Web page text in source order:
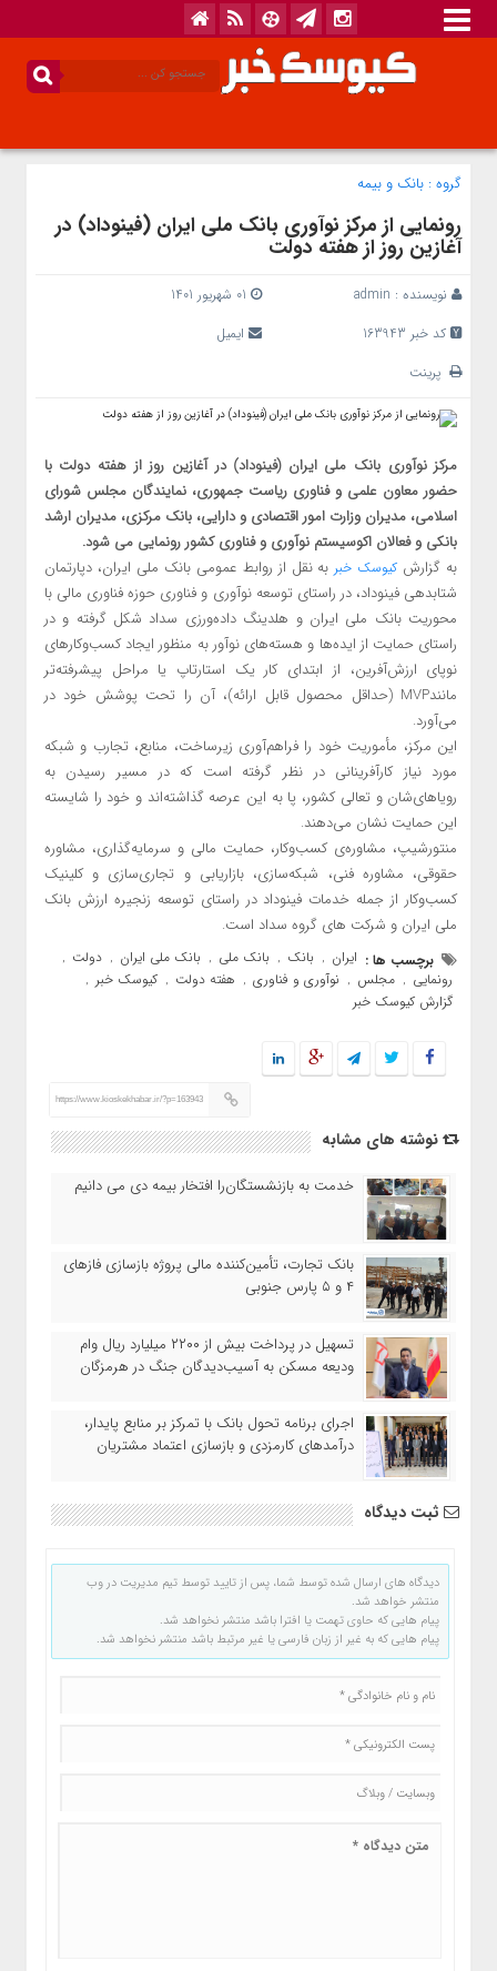
گروه : بانک‌ و بیمه
رونمایی از مرکز نوآوری بانک ملی ایران (فینوداد) در
آغازین روز از هفته دولت
نویسنده : admin
کد خبر 163943
ایمیل
پرینت
مرکز نوآوری بانک ملی ایران (فینوداد) در آغازین روز از هفته دولت با
حضور معاون علمی و فناوری ریاست جمهوری، نمایندگان مجلس شورای
اسلامی، مدیران وزارت امور اقتصادی و دارایی، بانک مرکزی، مدیران ارشد
بانکی و فعالان اکوسیستم نوآوری و فناوری کشور رونمایی می شود.
به گزارش کیوسک خبر به نقل از روابط عمومی بانک ملی ایران، دپارتمان
شتابدهی فینوداد، در راستای توسعه نوآوری و فناوری ‌حوزه فناوری ‌مالی با
محوریت بانک ‌ملی ‌ایران و هلدینگ داده‌ورزی ‌سداد شکل گرفته و در
راستای حمایت از ایده‌ها و هسته‌های نوآور به منظور ایجاد کسب‌وکارهای
نوپای ارزش‌آفرین، از ابتدای کار یک استارتاپ یا مراحل پیشرفته‌تر
مانندMVP (حداقل محصول قابل ارائه)، آن را تحت پوشش خود در
می‌آورد.
این مرکز، مأموریت خود را فراهم‌آوری زیرساخت، منابع، تجارب و شبکه
مورد نیاز کارآفرینانی در نظر گرفته است که در مسیر رسیدن به
رویاهای‌شان و تعالی کشور، پا به این عرصه گذاشته‌اند و خود را شایسته
این حمایت نشان می‌دهند.
منتورشیپ، مشاوره‌ی کسب‌وکار، حمایت مالی و سرمایه‌گذاری، مشاوره‌
حقوقی، مشاوره‌ فنی، شبکه‌سازی، بازاریابی و تجاری‌سازی و کلینیک
کسب‌وکار از جمله خدمات فینوداد در راستای توسعه زنجیره ارزش بانک
ملی ایران و شرکت های گروه سداد است.
برچسب ها : ایران , بانک , بانک ملی , بانک ملی ایران , دولت ,
رونمایی , مجلس , نوآوری و فناوری , هفته دولت , کیوسک خبر ,
گزارش کیوسک خبر
https://www.kioskekhabar.ir/?p=163943
نوشته های مشابه
خدمت به بازنشستگان‌را افتخار بیمه دی می دانیم
بانک تجارت، تأمین‌کننده مالی پروژه بازسازی فازهای
۴ و ۵ پارس جنوبی
تسهیل در پرداخت بیش از ۲۲۰۰ میلیارد ریال وام
ودیعه مسکن به آسیب‌دیدگان جنگ در هرمزگان
اجرای برنامه تحول بانک با تمرکز بر منابع پایدار،
درآمدهای کارمزدی و بازسازی اعتماد مشتریان
ثبت دیدگاه
دیدگاه های ارسال شده توسط شما، پس از تایید توسط تیم مدیریت در وب
منتشر خواهد شد.
پیام هایی که حاوی تهمت یا افترا باشد منتشر نخواهد شد.
پیام هایی که به غیر از زبان فارسی یا غیر مرتبط باشد منتشر نخواهد شد.